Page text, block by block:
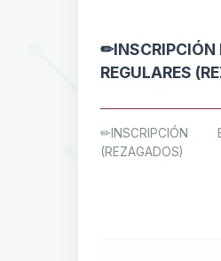
✏INSCRIPCIÓN
REGULARES
✏INSCRIPCIÓN
(REZAGADOS)